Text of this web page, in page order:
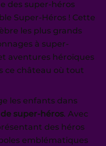
des super-héros
Super-Héros ! Cette
les plus grands
à super-
aventures héroïques
ce château où tout
les enfants dans
super-héros. Avec
des héros
emblématiques